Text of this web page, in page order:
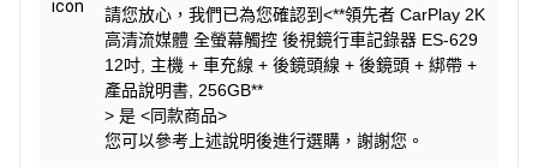
請您放心，我們已為您確認到<**領先者 CarPlay 2K
高清流媒體 全螢幕觸控 後視鏡行車記錄器 ES-629
12吋, 主機 + 車充線 + 後鏡頭線 + 後鏡頭 + 綁帶 +
產品說明書, 256GB**
> 是 <同款商品>
您可以參考上述說明後進行選購，謝謝您。